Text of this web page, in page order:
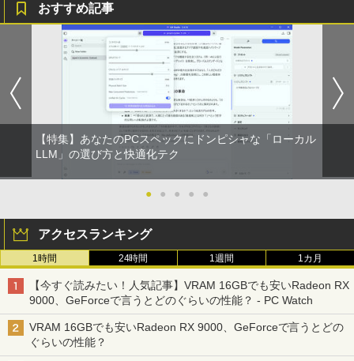
おすすめ記事
【特集】あなたのPCスペックにドンピシャな「ローカル
LLM」の選び方と快適化テク
● ● ● ● ●
アクセスランキング
1時間 24時間 1週間 1カ月
【今すぐ読みたい！人気記事】VRAM 16GBでも安いRadeon RX
9000、GeForceで言うとどのぐらいの性能？ - PC Watch
VRAM 16GBでも安いRadeon RX 9000、GeForceで言うとどの
ぐらいの性能？